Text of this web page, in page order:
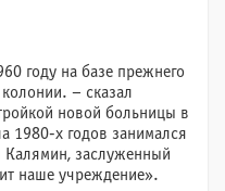
году на базе прежнего
– сказал
новой больницы в
1980-х годов занимался
заслуженный
наше учреждение».